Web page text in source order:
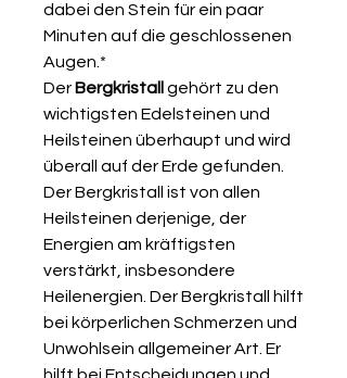
dabei den Stein für ein paar
Minuten auf die geschlossenen
Augen.*
Der Bergkristall gehört zu den
wichtigsten Edelsteinen und
Heilsteinen überhaupt und wird
überall auf der Erde gefunden.
Der Bergkristall ist von allen
Heilsteinen derjenige, der
Energien am kräftigsten
verstärkt, insbesondere
Heilenergien. Der Bergkristall hilft
bei körperlichen Schmerzen und
Unwohlsein allgemeiner Art. Er